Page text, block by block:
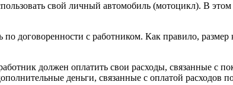
свой личный автомобиль (мотоцикл). В
договоренности с работником. Как правило,
должен оплатить свои расходы, связанные
деньги, связанные с оплатой расходов